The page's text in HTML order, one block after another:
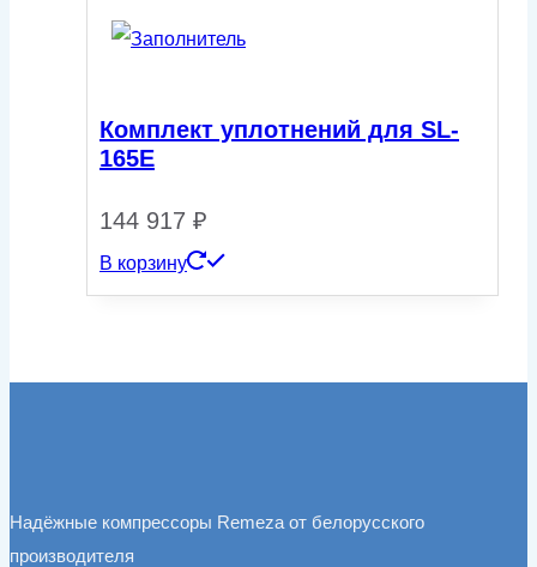
Комплект уплотнений для SL-
165E
144 917 ₽
В корзину
Надёжные компрессоры Remeza от белорусского
производителя